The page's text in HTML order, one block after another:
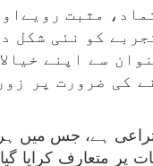
اعتماد،
کو نئی شکل
سے اپنے
کی ضرورت پر
ہے، جس میں